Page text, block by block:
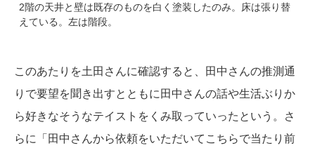
2階の天井と壁は既存のものを白く塗装したのみ。床は張り替
えている。左は階段。
このあたりを土田さんに確認すると、田中さんの推測通
りで要望を聞き出すとともに田中さんの話や生活ぶりか
ら好きなそうなテイストをくみ取っていったという。さ
らに「田中さんから依頼をいただいてこちらで当たり前